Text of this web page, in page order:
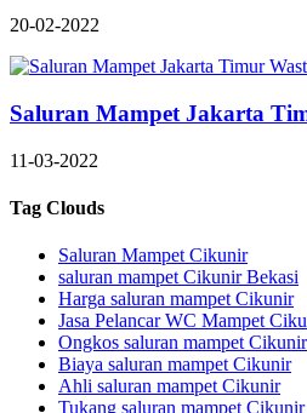
20-02-2022
Saluran Mampet Jakarta
11-03-2022
Tag Clouds
Saluran Mampet Cikunir
saluran mampet Cikunir Bekasi
Harga saluran mampet Cikunir
Jasa Pelancar WC Mampet
Ongkos saluran mampet Cikunir
Biaya saluran mampet Cikunir
Ahli saluran mampet Cikunir
Tukang saluran mampet Cikunir